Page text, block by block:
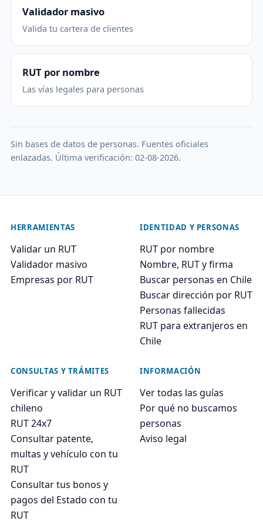
Validador masivo
Valida tu cartera de clientes
RUT por nombre
Las vías legales para personas
Sin bases de datos de personas. Fuentes oficiales
enlazadas. Última verificación: 02-08-2026.
HERRAMIENTAS
Validar un RUT
Validador masivo
Empresas por RUT
IDENTIDAD Y PERSONAS
RUT por nombre
Nombre, RUT y firma
Buscar personas en Chile
Buscar dirección por RUT
Personas fallecidas
RUT para extranjeros en
Chile
CONSULTAS Y TRÁMITES
Verificar y validar un RUT
chileno
RUT 24x7
Consultar patente,
multas y vehículo con tu
RUT
Consultar tus bonos y
pagos del Estado con tu
RUT
INFORMACIÓN
Ver todas las guías
Por qué no buscamos
personas
Aviso legal